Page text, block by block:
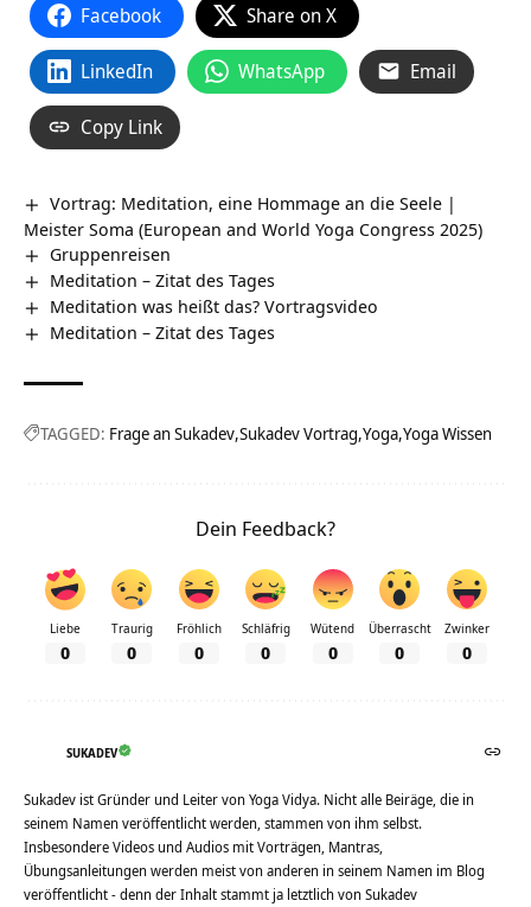
Facebook Share on X
LinkedIn WhatsApp Email
Copy Link
Vortrag: Meditation, eine Hommage an die Seele |
Meister Soma (European and World Yoga Congress 2025)
Gruppenreisen
Meditation – Zitat des Tages
Meditation was heißt das? Vortragsvideo
Meditation – Zitat des Tages
TAGGED: Frage an Sukadev Sukadev Vortrag Yoga Yoga Wissen
Dein Feedback?
Liebe
0
Traurig
0
Fröhlich
0
Schläfrig
0
Wütend
0
Überrascht
0
Zwinker
0
SUKADEV
Sukadev ist Gründer und Leiter von Yoga Vidya. Nicht alle Beiräge, die in
seinem Namen veröffentlicht werden, stammen von ihm selbst.
Insbesondere Videos und Audios mit Vorträgen, Mantras,
Übungsanleitungen werden meist von anderen in seinem Namen im Blog
veröffentlicht - denn der Inhalt stammt ja letztlich von Sukadev